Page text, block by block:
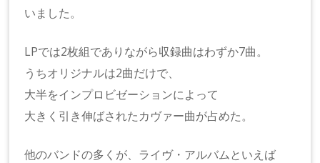
いました。
LPでは2枚組でありながら収録曲はわずか7曲。
うちオリジナルは2曲だけで、
大半をインプロビゼーションによって
大きく引き伸ばされたカヴァー曲が占めた。
他のバンドの多くが、ライヴ・アルバムといえば